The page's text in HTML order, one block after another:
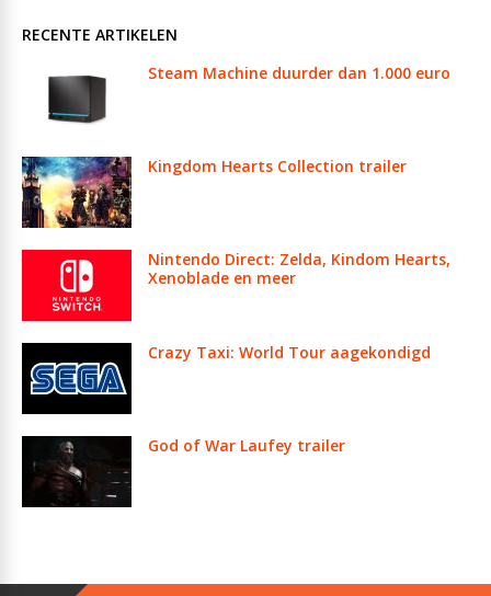
RECENTE ARTIKELEN
Steam Machine duurder dan 1.000 euro
Kingdom Hearts Collection trailer
Nintendo Direct: Zelda, Kindom Hearts,
Xenoblade en meer
Crazy Taxi: World Tour aagekondigd
God of War Laufey trailer